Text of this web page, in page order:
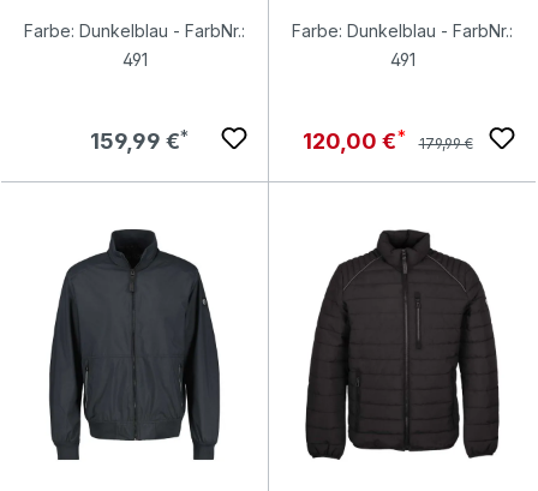
Farbe: Dunkelblau - FarbNr.:
491
Regulärer Preis:
159,99 €
Farbe: Dunkelblau - FarbNr.:
491
Verkaufspreis:
120,00 € Regulärer Preis:
179,99 €